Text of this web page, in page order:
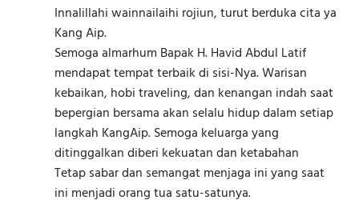
Innalillahi wainnailaihi rojiun, turut berduka cita ya
Kang Aip.
Semoga almarhum Bapak H. Havid Abdul Latif
mendapat tempat terbaik di sisi-Nya. Warisan
kebaikan, hobi traveling, dan kenangan indah saat
bepergian bersama akan selalu hidup dalam setiap
langkah KangAip. Semoga keluarga yang
ditinggalkan diberi kekuatan dan ketabahan
Tetap sabar dan semangat menjaga ini yang saat
ini menjadi orang tua satu-satunya.